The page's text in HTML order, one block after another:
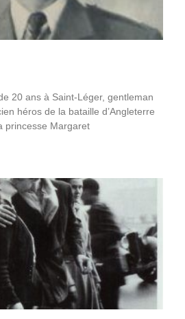
20 ans à Saint-Léger, gentleman
héros de la bataille d’Angleterre
princesse Margaret